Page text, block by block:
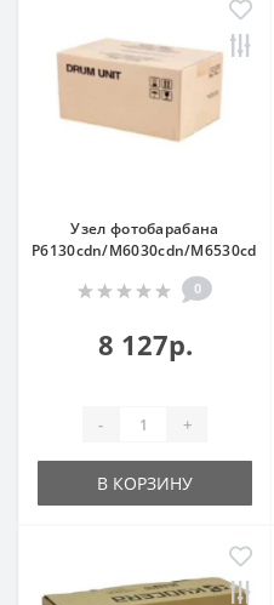
Узел фотобарабана
P6130cdn/M6030cdn/
0
8 127р.
- +
В КОРЗИНУ